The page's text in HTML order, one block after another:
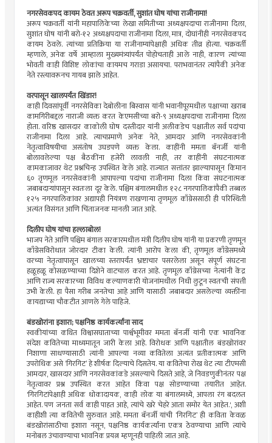
नगरसेवकपद कायम ठेवत अरूप चक्रवर्ती, सुशांत घोष यांचा राजीनामा!
अरूप चक्रवर्ती यांनी महापालिकेच्या लेखा समितीच्या अध्यक्षपदाचा राजीनामा दिला,
सुशांत घोष यांनी बरो-१२ अध्यक्षपदाचा राजीनामा दिला, मात्र, दोघांनीही नगरसेवकपद
कायम ठेवले. त्यांच्या प्रतिक्रिया या राजीनाम्यांपेक्षाही अधिक तीव्र होत्या. चक्रवर्ती
म्हणाले, अनेक वर्षे आम्हाला मुख्यमंत्र्यांपर्यंत पोहोचताही आले नाही, कारण त्यांच्या
भोवती काही विशिष्ट लोकांचा कायमच गराडा असायचा. पराभवानंतर त्यांपैकी अनेक
नेते रस्त्यावरूनच गायब झाले आहेत.
वरपासून खालपर्यंत खिंडार!
काही दिवसांपूर्वी नगरसेविका देबोलीना बिस्वास यांनी भवानीपूरमधील पक्षाच्या खराब
कामगिरीबद्दल नाराजी व्यक्त करत केएमसीच्या बरो-९ अध्यक्षपदाचा राजीनामा दिला
होता. वरिष्ठ खासदार काकोली घोष दस्तीदार यांनी अलीकडेच पक्षातील सर्व पदांचा
राजीनामा दिला आहे. त्याचप्रमाणे अनेक नेते, आमदार आणि नगरसेवकांनी
नेतृत्वाविषयीचा असंतोष उघडपणे व्यक्त केला. काहींनी ममता बॅनर्जी यांनी
बोलावलेल्या पक्ष बैठकींना हजेरी लावली नाही, तर काहींनी संघटनात्मक
कामकाजावर थेट प्रश्नचिन्ह उपस्थित केले आहे. राज्यात सत्तांतर झाल्यापासून किमान
६० तृणमूल नगरसेवकांनी आपापल्या पदांचा राजीनामा दिला किंवा संघटनात्मक
जबाबदाऱ्यांपासून स्वतःला दूर केले. पश्चिम बंगालमधील १२८ नगरपालिकांपैकी तब्बल
१२५ नगरपालिकांवर अद्यापही नियंत्रण राखणाऱ्या तृणमूल काँग्रेससाठी ही परिस्थिती
अत्यंत विसंगत आणि चिंताजनक मानली जात आहे.
दिलीप घोष यांचा हल्लाबोल!
भाजप नेते आणि पश्चिम बंगाल सरकारमधील मंत्री दिलीप घोष यांनी या प्रकरणी तृणमून
काँग्रेसविरोधात जोरदार टीका केली. त्यांनी आरोप केला की, तृणमूल काँग्रेसमध्ये
वरच्या नेतृत्वापासून खालच्या स्तरापर्यंत भ्रष्टाचार पसरलेला असून संपूर्ण संघटना
हळूहळू कोसळण्याच्या दिशेने वाटचाल करत आहे. तृणमूल काँग्रेसच्या नेत्यांनी केंद्र
आणि राज्य सरकारच्या विविध कल्याणकारी योजनांमधील निधी लुटून स्वतःची संपत्ती
उभी केली. हा पैसा गरीब जनतेचा आहे आणि यासाठी जबाबदार असलेल्या व्यक्तींना
कायद्याच्या चौकटीत आणले गेले पाहिजे.
बंडखोरांना इशारा; पक्षनिष्ठ कार्यकर्त्यांना साद
स्वकीयांच्या कथित विश्वासघाताच्या पार्श्वभूमीवर ममता बॅनर्जी यांनी एक भावनिक
संदेश कवितेच्या माध्यमातून जारी केला आहे. विरोधक आणि पक्षातील बंडखोरांवर
निशाणा साधण्यासाठी त्यांनी आपल्या नव्या कवितेला अत्यंत प्रतीकात्मक आणि
उपरोधिक असे ‘गिरगिट’ हे शीर्षक दिल्याचे दिसतेय. या कवितेचा रोख थेट त्या टीएमसी
आमदार, खासदार आणि नगरसेवकांकडे असल्याचे दिसते आहे, जे निवडणुकीनंतर पक्ष
नेतृत्वावर प्रश्न उपस्थित करत आहेत किंवा पक्ष सोडण्याच्या तयारीत आहेत.
'गिरगिटांपेक्षाही अधिक धोकादायक, काही लोक या बंगालमध्ये, आपला रंग बदलत
आहेत. पण जनता सर्व काही पाहत आहे, त्यांचे खरे चेहरे आता समोर येत आहेत.', अशी
काहीशी त्या कवितेची सुरुवात आहे. ममता बॅनर्जी यांची ‘गिरगिट’ ही कविता केवळ
बंडखोरांसाठीचा इशारा नसून, पक्षनिष्ठ कार्यकर्त्यांना एकत्र ठेवण्याचा आणि त्यांचे
मनोबल उंचावण्याचा भावनिक प्रयत्न म्हणूनही पाहिली जात आहे.